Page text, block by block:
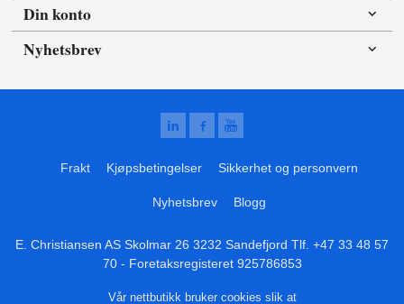
Din konto
Nyhetsbrev
Frakt Kjøpsbetingelser Sikkerhet og personvern
Nyhetsbrev Blogg
E. Christiansen AS Skolmar 26 3232 Sandefjord Tlf. +47 33 48 57
70- Foretaksregisteret 925786853
Vår nettbutikk bruker cookies slik at